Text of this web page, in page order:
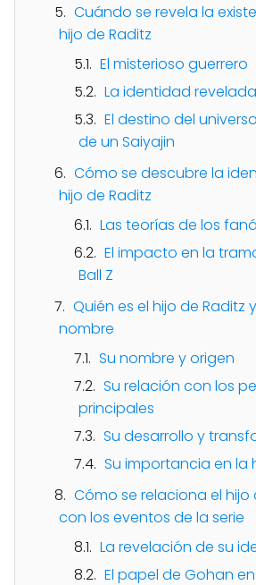
Cuándo se revela la
hijo de Raditz
El misterioso guerrero
La identidad revelada
El destino del
de un Saiyajin
Cómo se descubre la
hijo de Raditz
Las teorías de los
El impacto en la
Ball Z
Quién es el hijo de Raditz
nombre
Su nombre y origen
Su relación con los
principales
Su desarrollo y
Su importancia en la
Cómo se relaciona el hijo
con los eventos de la serie
La revelación de su
El papel de Gohan